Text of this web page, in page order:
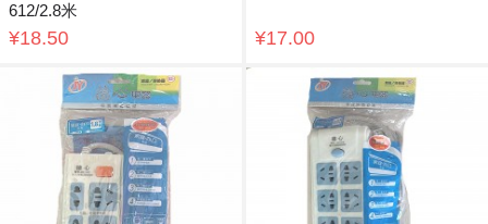
612/2.8米
¥18.50 ¥17.00